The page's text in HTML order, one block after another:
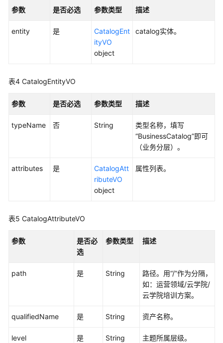
据
数
API（V2）
数
信
参数 是否必选 参数类型 描述
entity 是
CatalogEnt
ityVO
object
catalog实体。
表4 CatalogEntityVO
参数 是否必选 参数类型 描述
typeName 否 String
类型名称，填写
“BusinessCatalog”即可
（业务分层）。
attributes 是
CatalogAtt
ributeVO
object
属性列表。
表5 CatalogAttributeVO
参数
是否必
选
参数类型 描述
path 是 String
路径。用“/”作为分隔，
如：运营领域/云学院/
云学院培训方案。
qualifiedName 是 String 资产名称。
level 是 String 主题所属层级。